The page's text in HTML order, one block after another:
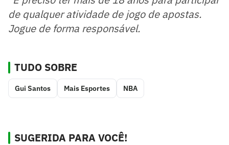
de qualquer atividade de jogo de apostas.
Jogue de forma responsável.
TUDO SOBRE
Gui Santos Mais Esportes NBA
SUGERIDA PARA VOCÊ!